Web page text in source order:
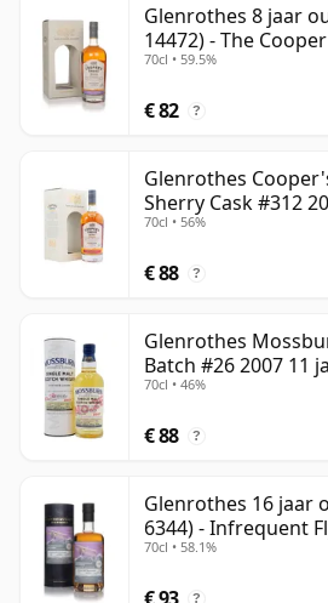
Glenrothes 8 jaar
14472) - The
70cl • 59.5%
€ 82 ?
Glenrothes
Sherry Cask #312
70cl • 56%
€ 88 ?
Glenrothes
Batch #26 2007 11
70cl • 46%
€ 88 ?
Glenrothes 16 jaar
6344) - Infrequent
70cl • 58.1%
?